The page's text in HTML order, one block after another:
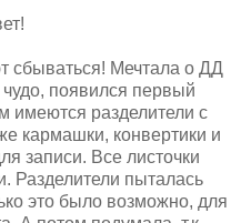
сбываться! Мечтала о ДД
чудо, появился первый
имеются разделители с
кармашки, конвертики и
записи. Все листочки
Разделители пыталась
это было возможно, для